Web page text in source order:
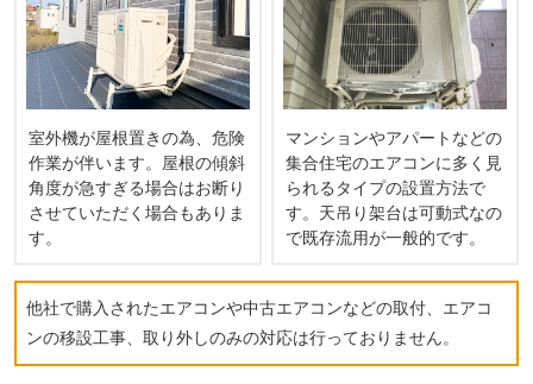
室外機が屋根置きの為、危険
作業が伴います。屋根の傾斜
角度が急すぎる場合はお断り
させていただく場合もありま
す。
マンションやアパートなどの
集合住宅のエアコンに多く見
られるタイプの設置方法で
す。天吊り架台は可動式なの
で既存流用が一般的です。
他社で購入されたエアコンや中古エアコンなどの取付、エアコ
ンの移設工事、取り外しのみの対応は行っておりません。